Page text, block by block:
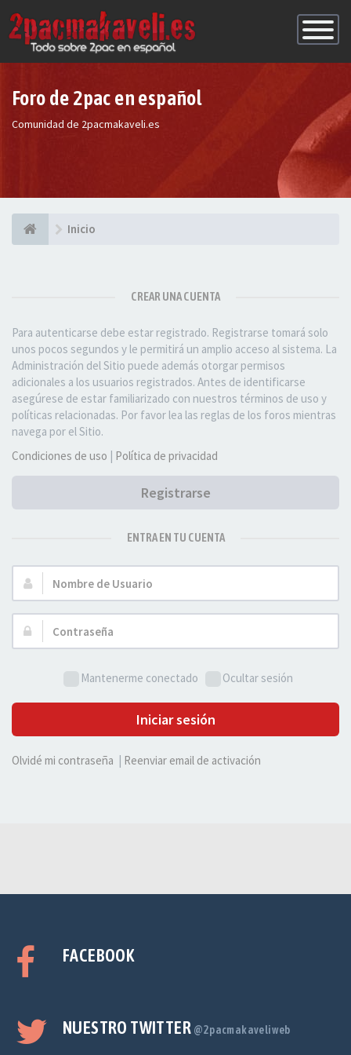
de
Foro de 2pac en español
Comunidad de 2pacmakaveli.es
Inicio
CREAR UNA CUENTA
Para autenticarse debe estar registrado. Registrarse tomará solo
unos pocos segundos y le permitirá un amplio acceso al sistema. La
Administración del Sitio puede además otorgar permisos
adicionales a los usuarios registrados. Antes de identificarse
asegúrese de estar familiarizado con nuestros términos de uso y
políticas relacionadas. Por favor lea las reglas de los foros mientras
navega por el Sitio.
Condiciones de uso | Política de privacidad
Registrarse
ENTRA EN TU CUENTA
Nombre
de
Usuario:
Contraseña:
Mantenerme conectado Ocultar sesión
Iniciar sesión
Olvidé mi contraseña Reenviar email de activación
FACEBOOK
NUESTRO TWITTER @2pacmakaveliweb